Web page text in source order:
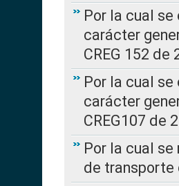
Por la cual
carácter
CREG 152 de
Por la cual
carácter
CREG107 de
Por la cual
de transporte